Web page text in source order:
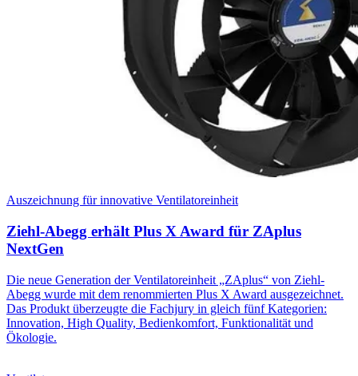
Auszeichnung für innovative Ventilatoreinheit
Ziehl-Abegg erhält Plus X Award für ZAplus
NextGen
Die neue Generation der Ventilatoreinheit „ZAplus“ von Ziehl-
Abegg wurde mit dem renommierten Plus X Award ausgezeichnet.
Das Produkt überzeugte die Fachjury in gleich fünf Kategorien:
Innovation, High Quality, Bedienkomfort, Funktionalität und
Ökologie.